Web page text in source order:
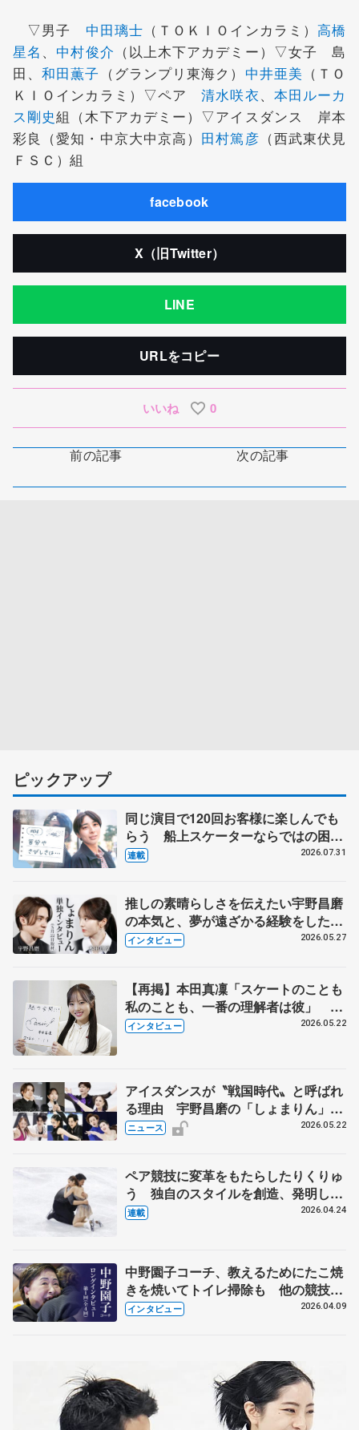
▽男子 中田璃士 （ＴＯＫＩＯインカラミ）高橋
星名 、 中村俊介 （以上木下アカデミー）▽女子 島
田、和田薫子 （グランプリ東海ク） 中井亜美 （ＴＯ
ＫＩＯインカラミ）▽ペア清水咲衣、 本田ルーカ
ス剛史組（木下アカデミー）▽アイスダンス 岸本
彩良（愛知・中京大中京高） 田村篤彦 （西武東伏見
ＦＳＣ）組
facebook
X（旧Twitter）
LINE
URLをコピー
いいね 0
前の記事 次の記事
ピックアップ
同じ演目で120回お客様に楽しんでも
らう 船上スケーターならではの困難
とは 影響あったPIW前キャプテン松
連載 2026.07.31
推しの素晴らしさを伝えたい宇野昌磨
の本気と、夢が遠ざかる経験をした本
田真凜の覚悟
インタビュー 2026.05.27
【再掲】本田真凜「スケートのことも
私のことも、一番の理解者は彼」 引
退時の単独インタビューで語った競技
インタビュー 2026.05.22
アイスダンスが〝戦国時代〟と呼ばれ
る理由 宇野昌磨の「しょまりん」ら
実力者が相次いで参戦 国内の競争激
ニュース 2026.05.22
ペア競技に変革をもたらしたりくりゅ
う 独自のスタイルを創造、発明した
【引退発表後②】
連載 2026.04.24
中野園子コーチ、教えるためにたこ焼
きを焼いてトイレ掃除も 他の競技に
も通用するという坂本花織の筋肉
インタビュー 2026.04.09